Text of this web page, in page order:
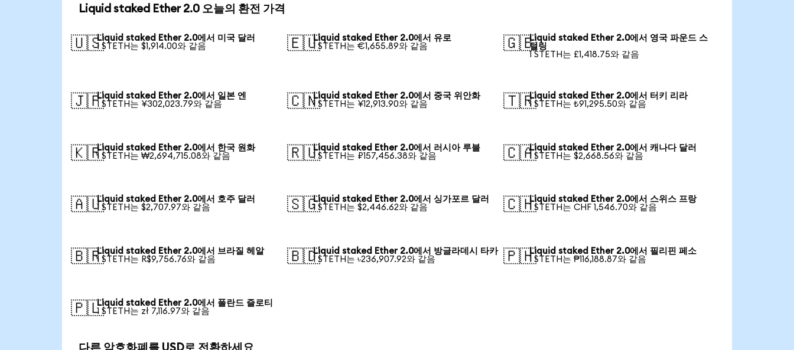
Liquid staked Ether 2.0 오늘의 환전 가격
🇺🇸Liquid staked Ether 2.0에서 미국 달러
1 STETH는 $1,914.00와 같음
🇪🇺Liquid staked Ether 2.0에서 유로
1 STETH는 €1,655.89와 같음
🇬🇧Liquid staked Ether 2.0에서 영국 파운드 스
털링
1 STETH는 £1,418.75와 같음
🇯🇵Liquid staked Ether 2.0에서 일본 엔
1 STETH는 ¥302,023.79와 같음
🇨🇳Liquid staked Ether 2.0에서 중국 위안화
1 STETH는 ¥12,913.90와 같음
🇹🇷Liquid staked Ether 2.0에서 터키 리라
1 STETH는 ₺91,295.50와 같음
🇰🇷Liquid staked Ether 2.0에서 한국 원화
1 STETH는 ₩2,694,715.08와 같음
🇷🇺Liquid staked Ether 2.0에서 러시아 루블
1 STETH는 ₽157,456.38와 같음
🇨🇦Liquid staked Ether 2.0에서 캐나다 달러
1 STETH는 $2,668.56와 같음
🇦🇺Liquid staked Ether 2.0에서 호주 달러
1 STETH는 $2,707.97와 같음
🇸🇬Liquid staked Ether 2.0에서 싱가포르 달러
1 STETH는 $2,446.62와 같음
🇨🇭Liquid staked Ether 2.0에서 스위스 프랑
1 STETH는 CHF 1,546.70와 같음
🇧🇷Liquid staked Ether 2.0에서 브라질 헤알
1 STETH는 R$9,756.76와 같음
🇧🇩Liquid staked Ether 2.0에서 방글라데시 타카
1 STETH는 ৳236,907.92와 같음
🇵🇭Liquid staked Ether 2.0에서 필리핀 페소
1 STETH는 ₱116,188.87와 같음
🇵🇱Liquid staked Ether 2.0에서 폴란드 즐로티
1 STETH는 zł 7,116.97와 같음
다른 암호화폐를 USD로 전환하세요